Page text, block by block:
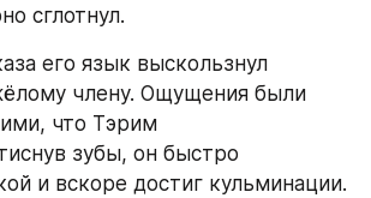
сглотнул.
его язык выскользнул
члену. Ощущения были
что Тэрим
зубы, он быстро
и вскоре достиг кульминации.